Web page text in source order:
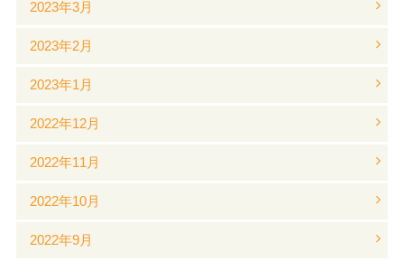
2023年3月
2023年2月
2023年1月
2022年12月
2022年11月
2022年10月
2022年9月